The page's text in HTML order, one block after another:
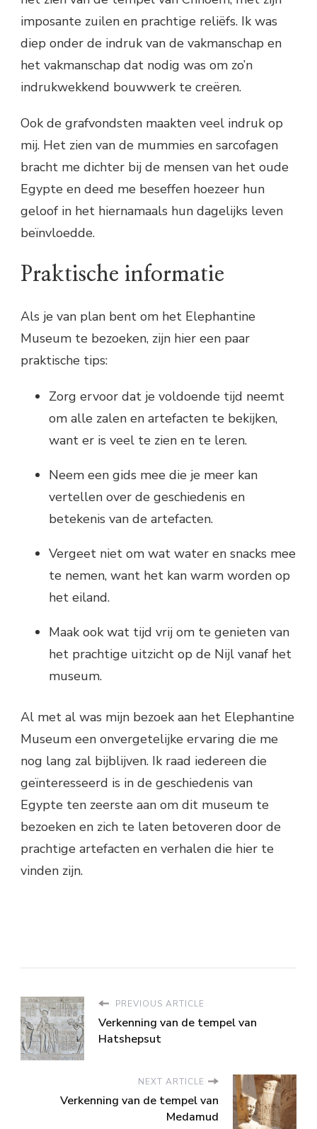
imposante zuilen en prachtige reliëfs. Ik was
diep onder de indruk van de vakmanschap en
het vakmanschap dat nodig was om zo’n
indrukwekkend bouwwerk te creëren.
Ook de grafvondsten maakten veel indruk op
mij. Het zien van de mummies en sarcofagen
bracht me dichter bij de mensen van het oude
Egypte en deed me beseffen hoezeer hun
geloof in het hiernamaals hun dagelijks leven
beïnvloedde.
Praktische informatie
Als je van plan bent om het Elephantine
Museum te bezoeken, zijn hier een paar
praktische tips:
Zorg ervoor dat je voldoende tijd neemt
om alle zalen en artefacten te bekijken,
want er is veel te zien en te leren.
Neem een gids mee die je meer kan
vertellen over de geschiedenis en
betekenis van de artefacten.
Vergeet niet om wat water en snacks mee
te nemen, want het kan warm worden op
het eiland.
Maak ook wat tijd vrij om te genieten van
het prachtige uitzicht op de Nijl vanaf het
museum.
Al met al was mijn bezoek aan het Elephantine
Museum een onvergetelijke ervaring die me
nog lang zal bijblijven. Ik raad iedereen die
geïnteresseerd is in de geschiedenis van
Egypte ten zeerste aan om dit museum te
bezoeken en zich te laten betoveren door de
prachtige artefacten en verhalen die hier te
vinden zijn.
PREVIOUS ARTICLE
Verkenning van de tempel van
Hatshepsut
NEXT ARTICLE
Verkenning van de tempel van
Medamud